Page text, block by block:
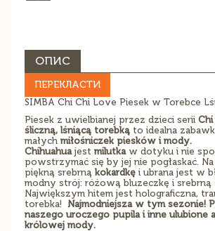
ОПИС
ПЕРЕКЛАСТИ
SIMBA Chi Chi Love Piesek w Torebce
Piesek z uwielbianej przez dzieci serii
śliczną, lśniącą torebką to idealna
małych miłośniczek piesków i mody.
Chihuahuajest milutkaw dotyku i nie
powstrzymać się by jej nie pogłaskać.
piękną srebrną kokardkę i ubrana jest w
modny strój: różową bluzeczkę i srebrną
Największym hitem jest holograficzna,
torebka! Najmodniejsza w tym sezonie!
naszego uroczego pupila i inne ulubione
królowej mody.